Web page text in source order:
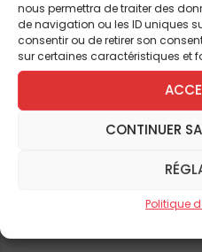
nous permettra de traiter des
de navigation ou les ID uniques
consentir ou de retirer son
sur certaines caractéristiques et
CONTINUER
Politique
vie, à condition
d’esprit propice et
techniques pour
difficultés. De
parlez-vous pour
l’aventure du
Ce livre veut
succès d’un amour
Pour
et de